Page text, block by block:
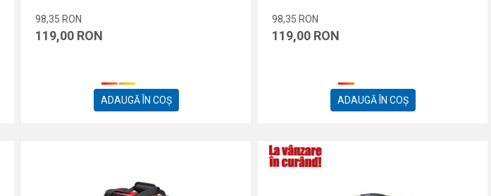
98,35 RON
119,00 RON
ADAUGĂ ÎN COȘ
98,35 RON
119,00 RON
ADAUGĂ ÎN COȘ